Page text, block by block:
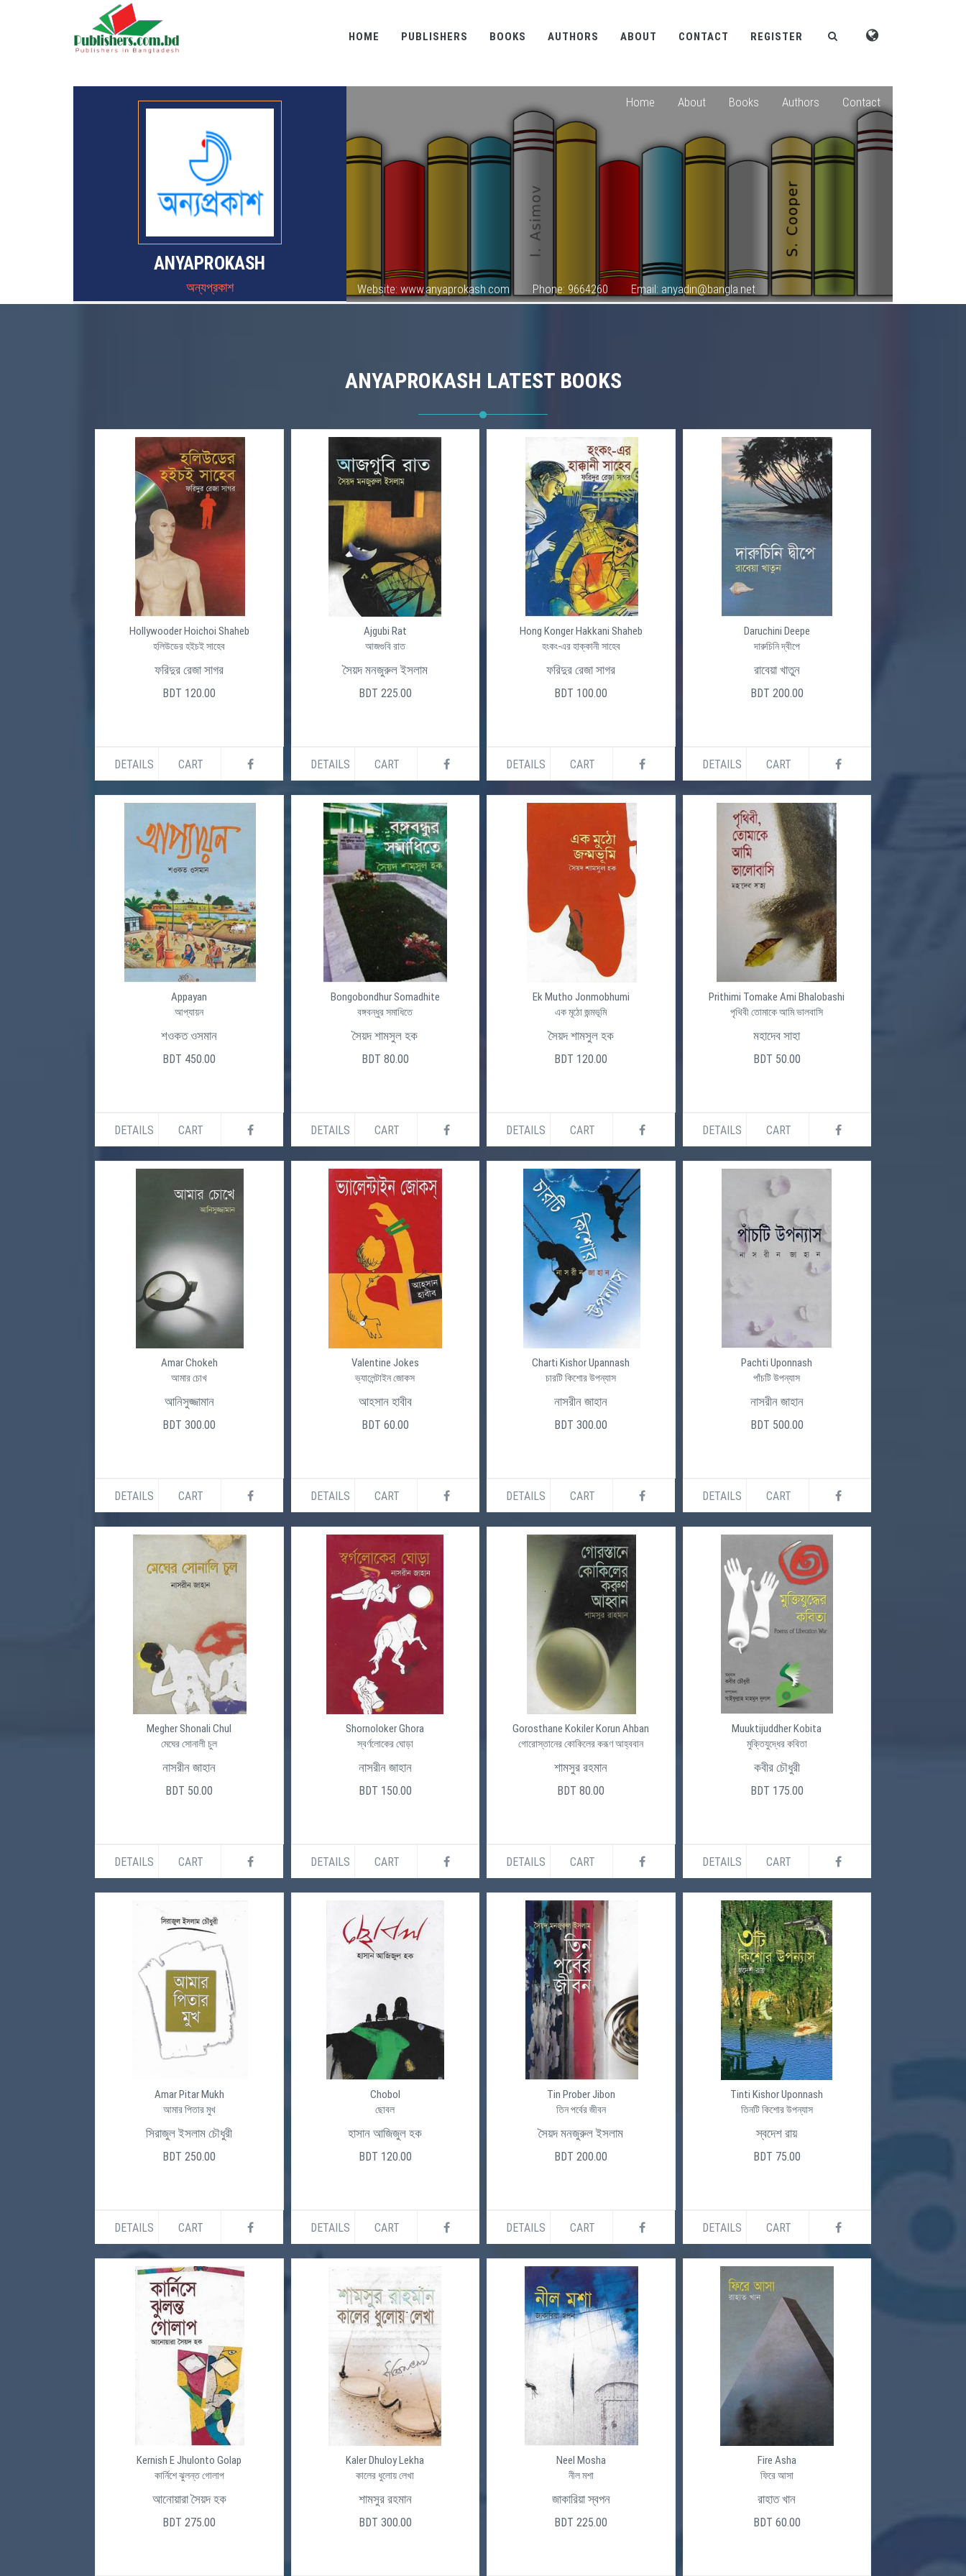
HOME PUBLISHERS BOOKS AUTHORS ABOUT CONTACT REGISTER
ANYAPROKASH
অন্যপ্রকাশ
Home About Books Authors Contact
Website: www.anyaprokash.com Phone: 9664260 Email: anyadin@bangla.net
ANYAPROKASH LATEST BOOKS
Hollywooder Hoichoi Shaheb
হলিউডের হইচই সাহেব
ফরিদুর রেজা সাগর
BDT 120.00
DETAILS CART
Ajgubi Rat
আজগুবি রাত
সৈয়দ মনজুরুল ইসলাম
BDT 225.00
DETAILS CART
Hong Konger Hakkani Shaheb
হংকং-এর হাক্কানী সাহেব
ফরিদুর রেজা সাগর
BDT 100.00
DETAILS CART
Daruchini Deepe
দারুচিনি দ্বীপে
রাবেয়া খাতুন
BDT 200.00
DETAILS CART
Appayan
আপ্যায়ন
শওকত ওসমান
BDT 450.00
DETAILS CART
Bongobondhur Somadhite
বঙ্গবন্ধুর সমাধিতে
সৈয়দ শামসুল হক
BDT 80.00
DETAILS CART
Ek Mutho Jonmobhumi
এক মূঠো জন্মভূমি
সৈয়দ শামসুল হক
BDT 120.00
DETAILS CART
Prithimi Tomake Ami Bhalobashi
পৃথিবী তোমাকে আমি ভালবাসি
মহাদেব সাহা
BDT 50.00
DETAILS CART
Amar Chokeh
আমার চোখ
আনিসুজ্জামান
BDT 300.00
DETAILS CART
Valentine Jokes
ভ্যালেন্টাইন জোকস
আহসান হাবীব
BDT 60.00
DETAILS CART
Charti Kishor Upannash
চারটি কিশোর উপন্যাস
নাসরীন জাহান
BDT 300.00
DETAILS CART
Pachti Uponnash
পাঁচটি উপন্যাস
নাসরীন জাহান
BDT 500.00
DETAILS CART
Megher Shonali Chul
মেঘের সোনালী চুল
নাসরীন জাহান
BDT 50.00
DETAILS CART
Shornoloker Ghora
স্বর্ণলোকের ঘোড়া
নাসরীন জাহান
BDT 150.00
DETAILS CART
Gorosthane Kokiler Korun Ahban
গোরোস্তানের কোকিলের করূণ আহ্ববান
শামসুর রহমান
BDT 80.00
DETAILS CART
Muuktijuddher Kobita
মুক্তিযুদ্ধের কবিতা
কবীর চৌধুরী
BDT 175.00
DETAILS CART
Amar Pitar Mukh
আমার পিতার মুখ
সিরাজুল ইসলাম চৌধুরী
BDT 250.00
DETAILS CART
Chobol
ছোবল
হাসান আজিজুল হক
BDT 120.00
DETAILS CART
Tin Prober Jibon
তিন পর্বের জীবন
সৈয়দ মনজুরুল ইসলাম
BDT 200.00
DETAILS CART
Tinti Kishor Uponnash
তিনটি কিশোর উপন্যাস
স্বদেশ রায়
BDT 75.00
DETAILS CART
Kernish E Jhulonto Golap
কার্নিশে ঝুলন্ত গোলাপ
আনোয়ারা সৈয়দ হক
BDT 275.00
Kaler Dhuloy Lekha
কালের ধুলোয় লেখা
শামসুর রহমান
BDT 300.00
Neel Mosha
নীল মশা
জাকারিয়া স্বপন
BDT 225.00
Fire Asha
ফিরে আসা
রাহাত খান
BDT 60.00